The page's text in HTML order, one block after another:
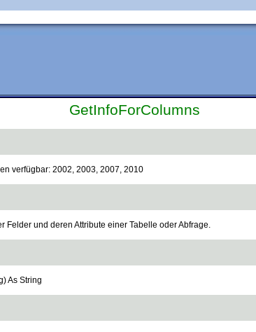
GetInfoForColumns
verfügbar: 2002, 2003, 2007, 2010
Felder und deren Attribute einer Tabelle oder Abfrage.
As String